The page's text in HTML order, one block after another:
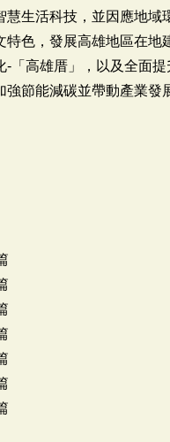
慧生活科技，並因應地域
特色，發展高雄地區在地
-「高雄厝」，以及全面提
強節能減碳並帶動產業發